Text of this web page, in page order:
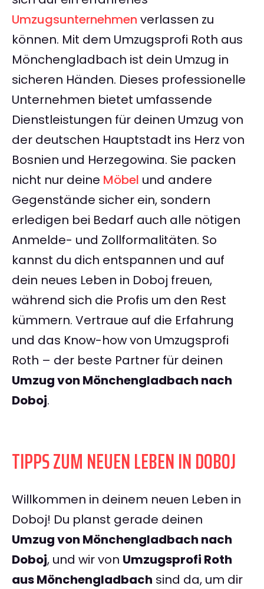
Umzugsunternehmen verlassen zu
können. Mit dem Umzugsprofi Roth aus
Mönchengladbach ist dein Umzug in
sicheren Händen. Dieses professionelle
Unternehmen bietet umfassende
Dienstleistungen für deinen Umzug von
der deutschen Hauptstadt ins Herz von
Bosnien und Herzegowina. Sie packen
nicht nur deine Möbel und andere
Gegenstände sicher ein, sondern
erledigen bei Bedarf auch alle nötigen
Anmelde- und Zollformalitäten. So
kannst du dich entspannen und auf
dein neues Leben in Doboj freuen,
während sich die Profis um den Rest
kümmern. Vertraue auf die Erfahrung
und das Know-how von Umzugsprofi
Roth – der beste Partner für deinen
Umzug von Mönchengladbach nach
Doboj.
TIPPS ZUM NEUEN LEBEN IN DOBOJ
Willkommen in deinem neuen Leben in
Doboj! Du planst gerade deinen
Umzug von Mönchengladbach nach
Doboj, und wir von Umzugsprofi Roth
aus Mönchengladbach sind da, um dir